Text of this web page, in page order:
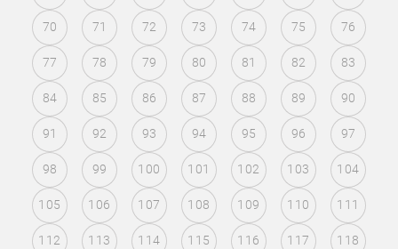
70 71 72 73 74 75 76
77 78 79 80 81 82 83
84 85 86 87 88 89 90
91 92 93 94 95 96 97
98 99 100 101 102 103 104
105 106 107 108 109 110 111
112 113 114 115 116 117 118